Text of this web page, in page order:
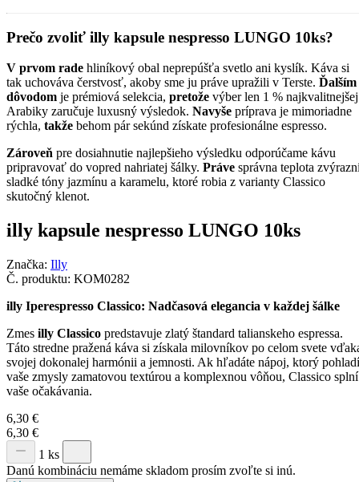
Prečo zvoliť illy kapsule nespresso LUNGO 10ks?
V prvom rade hliníkový obal neprepúšťa svetlo ani kyslík. Káva si
tak uchováva čerstvosť, akoby sme ju práve upražili v Terste. Ďalším
dôvodom je prémiová selekcia, pretože výber len 1 % najkvalitnejšej
Arabiky zaručuje luxusný výsledok. Navyše príprava je mimoriadne
rýchla, takže behom pár sekúnd získate profesionálne espresso.
Zároveň pre dosiahnutie najlepšieho výsledku odporúčame kávu
pripravovať do vopred nahriatej šálky. Práve správna teplota
sladké tóny jazmínu a karamelu, ktoré robia z varianty Classico
skutočný klenot.
illy kapsule nespresso LUNGO 10ks
Značka: Illy
Č. produktu: KOM0282
illy Iperespresso Classico: Nadčasová elegancia v každej šálke
Zmes illy Classico predstavuje zlatý štandard talianskeho espressa.
Táto stredne pražená káva si získala milovníkov po celom svete
svojej dokonalej harmónii a jemnosti. Ak hľadáte nápoj, ktorý pohladí
vaše zmysly zamatovou textúrou a komplexnou vôňou, Classico splní
vaše očakávania.
6,30 €
6,30 €
1 ks
Danú kombináciu nemáme skladom prosím zvoľte si inú.